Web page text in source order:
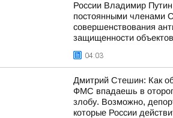
России Владимир
постоянными членами
совершенствования
защищенности
04:03
Дмитрий Стешин: Как
ФМС впадаешь в
злобу. Возможно,
которые России